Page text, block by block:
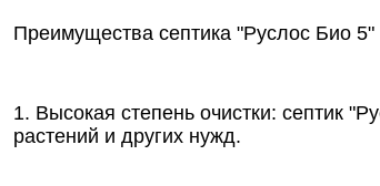
Преимущества септика "Руслос Био 5"
1. Высокая степень очистки: септик
растений и других нужд.